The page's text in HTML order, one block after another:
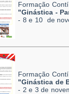
Formação
"Ginástica -
- 8 e 10 de
Formação
"Ginástica de
- 2 e 3 de